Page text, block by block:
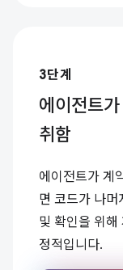
3단계
에이전트
취함
에이전트가 계
면 코드가 나
및 확인을 위
정적입니다.